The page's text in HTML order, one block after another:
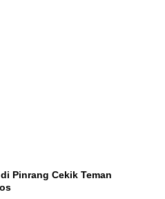
Pinrang Cekik Teman